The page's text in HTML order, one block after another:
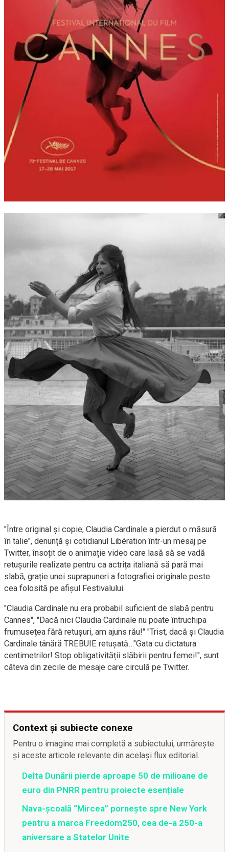
"Între original și copie, Claudia Cardinale a pierdut o măsură
în talie", denunță și cotidianul Libération într-un mesaj pe
Twitter, însoțit de o animație video care lasă să se vadă
retușurile realizate pentru ca actrița italiană să pară mai
slabă, grație unei suprapuneri a fotografiei originale peste
cea folosită pe afișul Festivalului.
"Claudia Cardinale nu era probabil suficient de slabă pentru
Cannes", "Dacă nici Claudia Cardinale nu poate întruchipa
frumusețea fără retușuri, am ajuns rău!" "Trist, dacă și Claudia
Cardinale tânără TREBUIE retușată…"Gata cu dictatura
centimetrilor! Stop obligativității slăbirii pentru femei!", sunt
câteva din zecile de mesaje care circulă pe Twitter.
Context și subiecte conexe
Pentru o imagine mai completă a subiectului, urmărește
și aceste articole relevante din același flux editorial.
Delta Dunării pierde aproape 50 de milioane de
euro din PNRR pentru proiecte esențiale
Nava-școală “Mircea” pornește spre New York
pentru a marca Freedom250, cea de-a 250-a
aniversare a Statelor Unite